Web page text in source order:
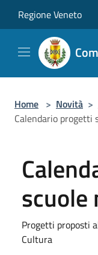
Regione Veneto
Home > Novità >
Calendario progetti
scuole
Progetti proposti
Cultura